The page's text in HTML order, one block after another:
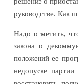
руководстве. Как
Надо отметить,
закона о
положений ее
недопуске